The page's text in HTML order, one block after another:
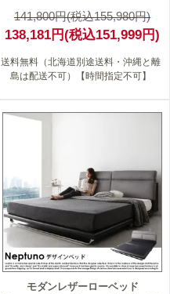
141,800円(税込155,980円)
138,181円(税込151,999円)
送料無料（北海道別途送料・沖縄と離
島は配送不可）【時間指定不可】
モダンレザーローベッド